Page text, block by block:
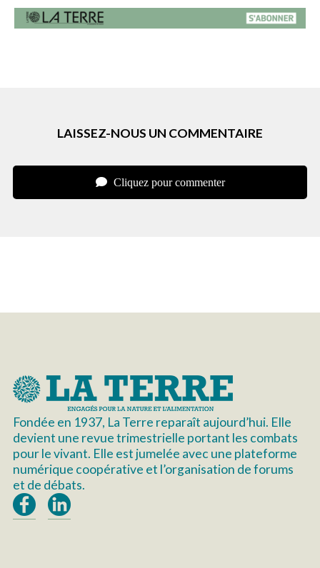
LAISSEZ-NOUS UN COMMENTAIRE
Cliquez pour commenter
Fondée en 1937, La Terre reparaît aujourd’hui. Elle
devient une revue trimestrielle portant les combats
pour le vivant. Elle est jumelée avec une plateforme
numérique coopérative et l’organisation de forums
et de débats.